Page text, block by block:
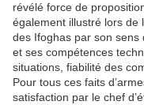
révélé force de
également illustré lors de
des Ifoghas par son sens
et ses compétences
situations, fiabilité des
Pour tous ces faits
satisfaction par le chef